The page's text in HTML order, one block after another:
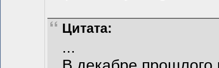
Цитата:
...